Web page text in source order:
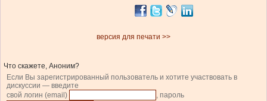
версия для печати >>
Что скажете, Аноним?
Если Вы зарегистрированный пользователь и хотите участвовать в
дискуссии — введите
свой логин (email)
, пароль